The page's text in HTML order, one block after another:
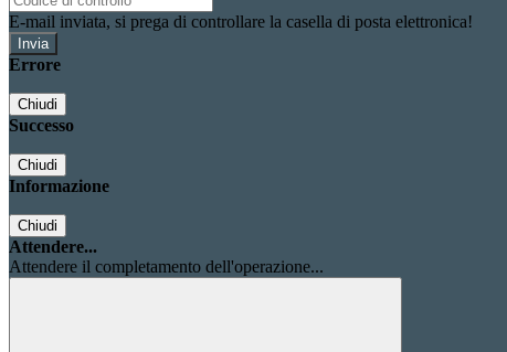
E-mail inviata, si prega di controllare la casella di posta elettronica!
Errore
Chiudi
Successo
Chiudi
Informazione
Chiudi
Attendere...
Attendere il completamento dell'operazione...